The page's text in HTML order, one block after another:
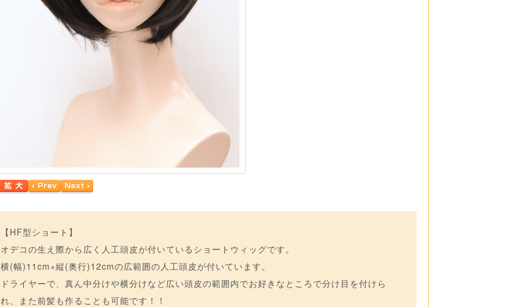
【HF型ショート】
オデコの生え際から広く人工頭皮が付いているショートウィッグです。
横(幅)11cm×縦(奥行)12cmの広範囲の人工頭皮が付いています。
ドライヤーで、真ん中分けや横分けなど広い頭皮の範囲内でお好きなところで分け目を付けら
れ、また前髪も作ることも可能です！！